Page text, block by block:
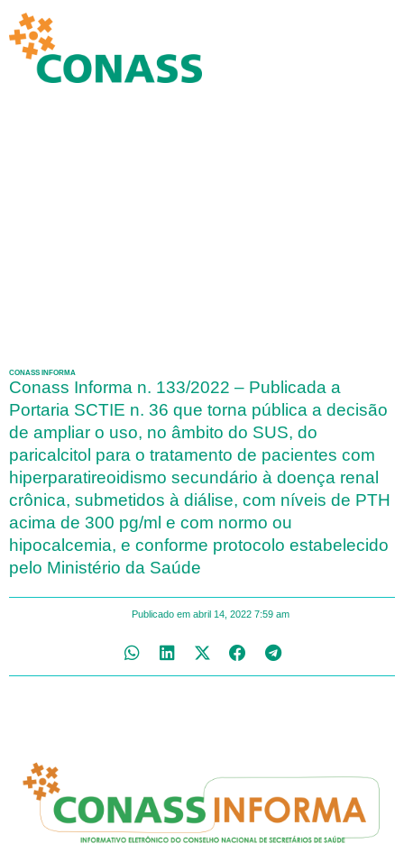
CONASS INFORMA
Conass Informa n. 133/2022 – Publicada a
Portaria SCTIE n. 36 que torna pública a decisão
de ampliar o uso, no âmbito do SUS, do
paricalcitol para o tratamento de pacientes com
hiperparatireoidismo secundário à doença renal
crônica, submetidos à diálise, com níveis de PTH
acima de 300 pg/ml e com normo ou
hipocalcemia, e conforme protocolo estabelecido
pelo Ministério da Saúde
Publicado em abril 14, 2022 7:59 am